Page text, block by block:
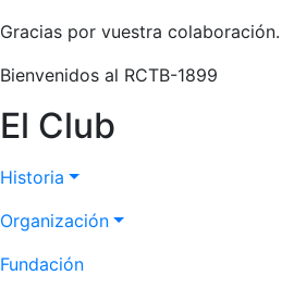
Gracias por vuestra colaboración.
Bienvenidos al RCTB-1899
El Club
Historia
Organización
Fundación